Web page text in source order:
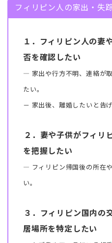
フィリピン人の家出・失
１．フィリピン人の妻
否を確認したい
― 家出や行方不明、連絡が
たい。
－ 家出後、離婚したいと告
２．妻や子供がフィリ
を把握したい
― フィリピン帰国後の所在
い。
３．フィリピン国内の
居場所を特定したい